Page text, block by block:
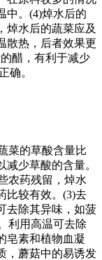
中。(4)焯水后的
焯水后的蔬菜应及
散热，后者效果更
醋，有利于减少
确。
的草酸含量比
少草酸的含量。
农药残留，焯水
比较有效。(3)去
去除其异味，如菠
利用高温可去除
皂素和植物血凝
，蘑菇中的易诱发